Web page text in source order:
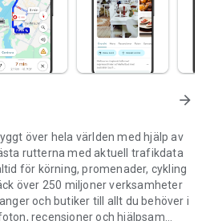
arrow_forward
över hela världen med hjälp av
rutterna med aktuell trafikdata
för körning, promenader, cykling
över 250 miljoner verksamheter
och butiker till allt du behöver i
recensioner och hjälpsam